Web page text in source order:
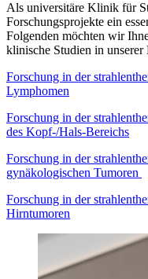
Als universitäre Klinik für
Forschungsprojekte ein
Folgenden möchten wir
klinische Studien in
Forschung in der
Lymphomen
Forschung in der
des Kopf-/Hals-Bereichs
Forschung in der
gynäkologischen Tumoren
Forschung in der
Hirntumoren